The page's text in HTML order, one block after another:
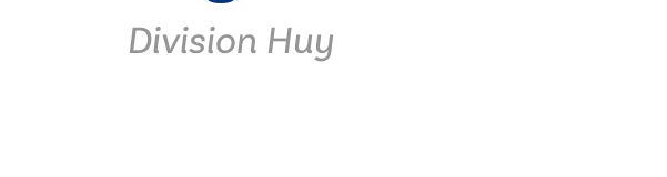
Division Huy